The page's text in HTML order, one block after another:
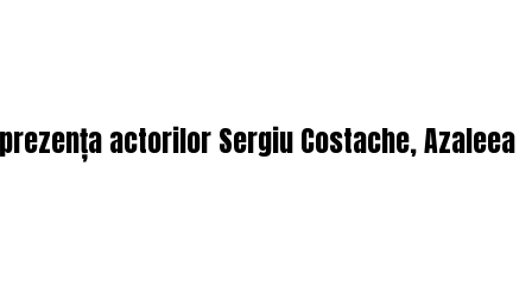
actorilor Sergiu Costache, Azaleea